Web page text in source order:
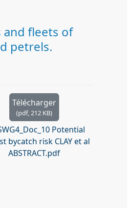
and fleets of
petrels.
Télécharger
(pdf,212 KB)
Potential
bycatch risk CLAY et al
ABSTRACT.pdf